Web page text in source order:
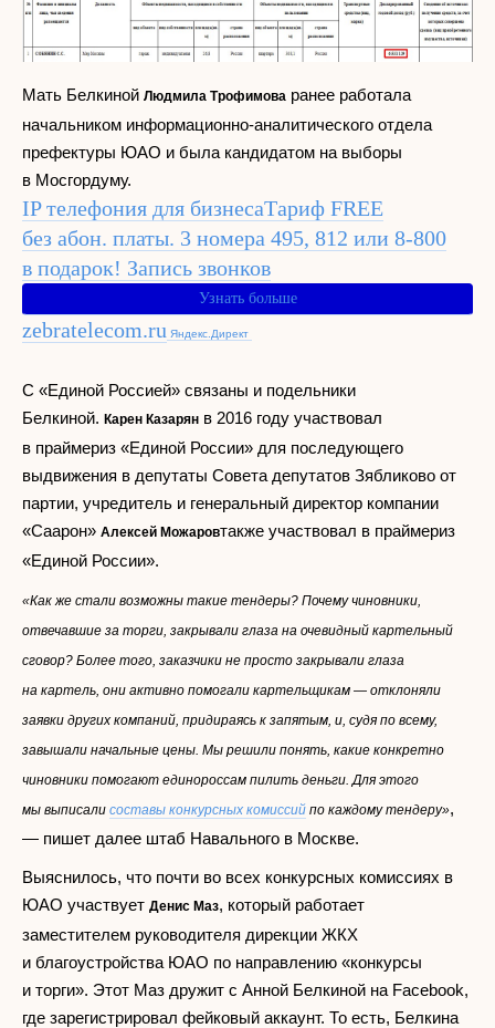
Мать Белкиной Людмила Трофимова ранее работала
начальником информационно-аналитического отдела
префектуры ЮАО и была кандидатом на выборы
в Мосгордуму.
IP телефония для бизнесаТариф FREE
без абон. платы. 3 номера 495, 812 или 8-800
в подарок! Запись звонков
Узнать больше
zebratelecom.ru Яндекс.Директ
С «Единой Россией» связаны и подельники
Белкиной. Карен Казарян в 2016 году участвовал
в праймериз «Единой России» для последующего
выдвижения в депутаты Совета депутатов Зябликово от
партии, учредитель и генеральный директор компании
«Саарон» Алексей Можаровтакже участвовал в праймериз
«Единой России».
«Как же стали возможны такие тендеры? Почему чиновники,
отвечавшие за торги, закрывали глаза на очевидный картельный
сговор? Более того, заказчики не просто закрывали глаза
на картель, они активно помогали картельщикам — отклоняли
заявки других компаний, придираясь к запятым, и, судя по всему,
завышали начальные цены. Мы решили понять, какие конкретно
чиновники помогают единороссам пилить деньги. Для этого
мы выписали составы конкурсных комиссий по каждому тендеру»,
— пишет далее штаб Навального в Москве.
Выяснилось, что почти во всех конкурсных комиссиях в
ЮАО участвует Денис Маз, который работает
заместителем руководителя дирекции ЖКХ
и благоустройства ЮАО по направлению «конкурсы
и торги». Этот Маз дружит с Анной Белкиной на Facebook,
где зарегистрировал фейковый аккаунт. То есть, Белкина